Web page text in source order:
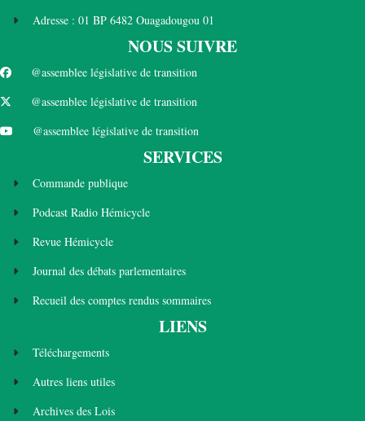
Adresse : 01 BP 6482 Ouagadougou 01
NOUS SUIVRE
@assemblee législative de transition
@assemblee législative de transition
@assemblee législative de transition
SERVICES
Commande publique
Podcast Radio Hémicycle
Revue Hémicycle
Journal des débats parlementaires
Recueil des comptes rendus sommaires
LIENS
Téléchargements
Autres liens utiles
Archives des Lois